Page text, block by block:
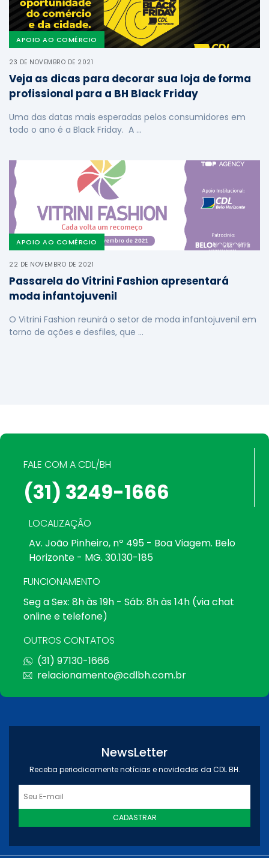
APOIO AO COMÉRCIO
23 DE NOVEMBRO DE 2021
Veja as dicas para decorar sua loja de forma
profissional para a BH Black Friday
Uma das datas mais esperadas pelos consumidores em
todo o ano é a Black Friday. A …
APOIO AO COMÉRCIO
22 DE NOVEMBRO DE 2021
Passarela do Vitrini Fashion apresentará
moda infantojuvenil
O Vitrini Fashion reunirá o setor de moda infantojuvenil em
torno de ações e desfiles, que …
FALE COM A CDL/BH
(31) 3249-1666
LOCALIZAÇÃO
Av. João Pinheiro, nº 495 - Boa Viagem. Belo
Horizonte - MG. 30.130-185
FUNCIONAMENTO
Seg a Sex: 8h às 19h - Sáb: 8h às 14h (via chat
online e telefone)
OUTROS CONTATOS
(31) 97130-1666
relacionamento@cdlbh.com.br
NewsLetter
Receba periodicamente notícias e novidades da CDL BH.
CADASTRAR